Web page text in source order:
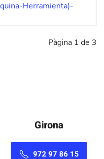
Herramienta)-
Pàgina 1 de 3
Girona
972 97 86 15